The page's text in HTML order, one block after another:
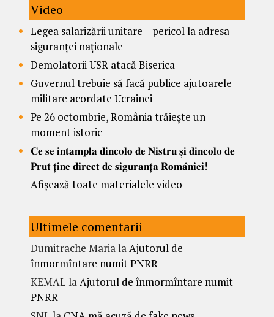
Video
Legea salarizării unitare – pericol la adresa
siguranței naționale
Demolatorii USR atacă Biserica
Guvernul trebuie să facă publice ajutoarele
militare acordate Ucrainei
Pe 26 octombrie, România trăiește un
moment istoric
𝐂𝐞 𝐬𝐞 𝐢𝐧𝐭𝐚𝐦𝐩𝐥𝐚 𝐝𝐢𝐧𝐜𝐨𝐥𝐨 𝐝𝐞 𝐍𝐢𝐬𝐭𝐫𝐮 𝐬̦𝐢 𝐝𝐢𝐧𝐜𝐨𝐥𝐨 𝐝𝐞
𝐏𝐫𝐮𝐭 𝐭̦𝐢𝐧𝐞 𝐝𝐢𝐫𝐞𝐜𝐭 𝐝𝐞 𝐬𝐢𝐠𝐮𝐫𝐚𝐧𝐭̦𝐚 𝐑𝐨𝐦𝐚̂𝐧𝐢𝐞𝐢!
Afișează toate materialele video
Ultimele comentarii
Dumitrache MarialaAjutorul de
înmormîntare numit PNRR
KEMAL laAjutorul de înmormîntare numit
PNRR